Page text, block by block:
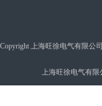
Copyright 上海旺徐电气有限公
上海旺徐电气有限